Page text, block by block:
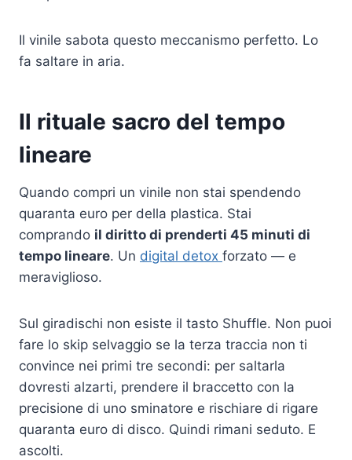
Il vinile sabota questo meccanismo perfetto. Lo
fa saltare in aria.
Il rituale sacro del tempo
lineare
Quando compri un vinile non stai spendendo
quaranta euro per della plastica. Stai
comprando il diritto di prenderti 45 minuti di
tempo lineare. Un digital detox forzato — e
meraviglioso.
Sul giradischi non esiste il tasto Shuffle. Non puoi
fare lo skip selvaggio se la terza traccia non ti
convince nei primi tre secondi: per saltarla
dovresti alzarti, prendere il braccetto con la
precisione di uno sminatore e rischiare di rigare
quaranta euro di disco. Quindi rimani seduto. E
ascolti.